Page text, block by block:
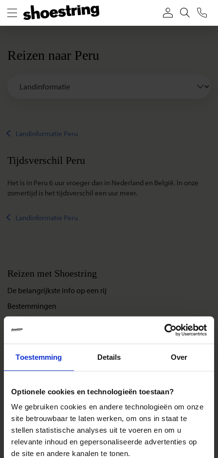
Toestemming Details Over
Optionele cookies en technologieën toestaan?
We gebruiken cookies en andere technologieën om onze
site betrouwbaar te laten werken, om ons in staat te
stellen statistische analyses uit te voeren en om u
relevante inhoud en gepersonaliseerde advertenties op
de site en andere kanalen te tonen.
Reizen naar Peru
Landinformatie Peru
Tijdsverschil Peru
Het is in Peru 6 uur vroeger dan in Nederland en België. In onze
zomertijd is het tijdsverschil een uur meer.
Landinformatie Peru
Reizen met Shoestring
De belangrijkste info op een rij
Bestemmingen
Veelgestelde vragen
Inloggen op mijn.Shoestring
Reisthema's
Groepsreizen
Single reizen
Festivalreizen